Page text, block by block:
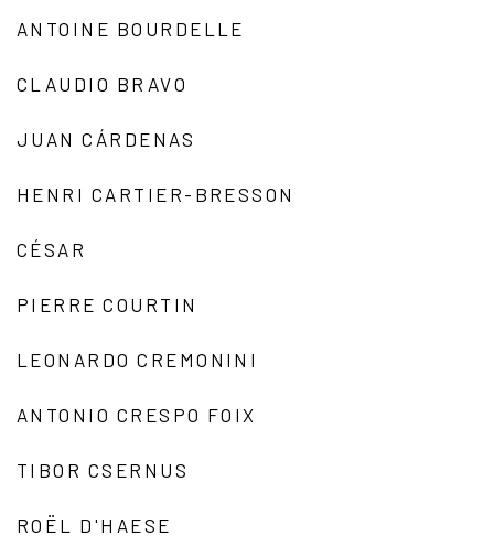
ANTOINE BOURDELLE
CLAUDIO BRAVO
JUAN CÁRDENAS
HENRI CARTIER-BRESSON
CÉSAR
PIERRE COURTIN
LEONARDO CREMONINI
ANTONIO CRESPO FOIX
TIBOR CSERNUS
ROËL D'HAESE